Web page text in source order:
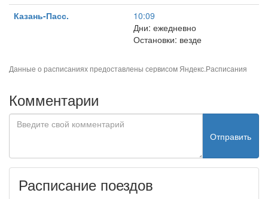
Казань-Пасс.
10:09
Дни: ежедневно
Остановки: везде
Данные о расписаниях предоставлены сервисом Яндекс.Расписания
Комментарии
Отправить
Расписание поездов